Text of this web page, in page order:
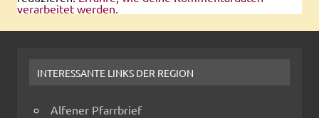
verarbeitet werden.
INTERESSANTE LINKS DER REGION
Alfener Pfarrbrief